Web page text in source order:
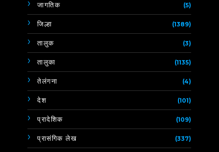
जागतिक (5)
जिल्हा (1389)
तालुक (3)
तालुका (1135)
तेलंगना (4)
देश (101)
प्रादेशिक (109)
प्रासंगिक लेख (337)